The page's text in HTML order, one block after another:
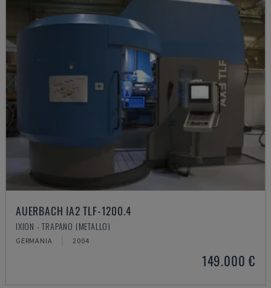
AUERBACH IA2 TLF-1200.4
IXION - TRAPANO (METALLO)
GERMANIA 2004
149.000 €